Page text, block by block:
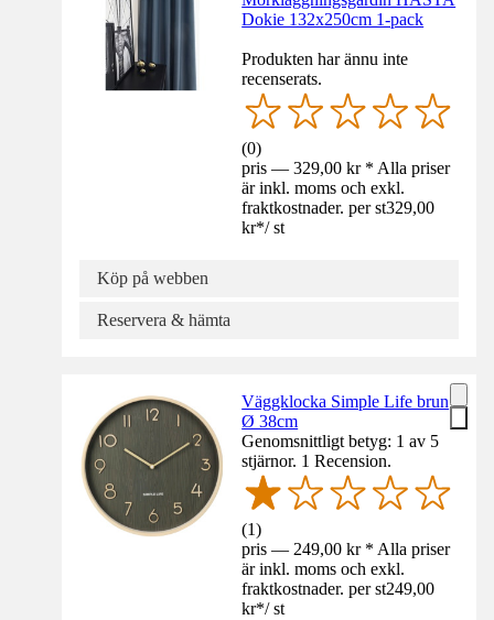
Dokie 132x250cm 1-pack
Produkten har ännu inte
recenserats.
(0)
pris — 329,00 kr * Alla priser
är inkl. moms och exkl.
fraktkostnader. per st329,00
kr*/ st
Köp på webben
Reservera & hämta
Väggklocka Simple Life brun
Ø 38cm
Genomsnittligt betyg: 1 av 5
stjärnor. 1 Recension.
(1)
pris — 249,00 kr * Alla priser
är inkl. moms och exkl.
fraktkostnader. per st249,00
kr*/ st